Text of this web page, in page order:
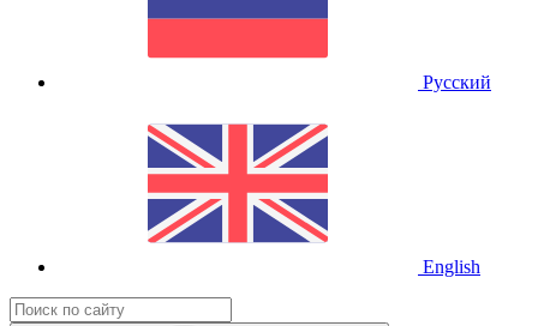
Русский
English